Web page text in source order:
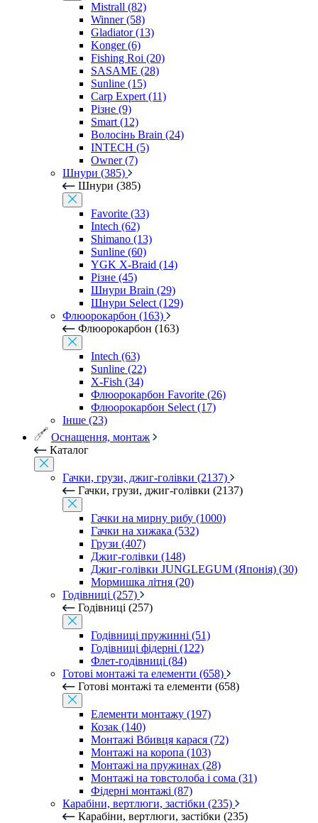
Mistrall (82)
Winner (58)
Gladiator (13)
Konger (6)
Fishing Roi (20)
SASAME (28)
Sunline (15)
Carp Expert (11)
Різне (9)
Smart (12)
Волосінь Brain (24)
INTECH (5)
Owner (7)
Шнури (385)
Шнури (385)
Favorite (33)
Intech (62)
Shimano (13)
Sunline (60)
YGK X-Braid (14)
Різне (45)
Шнури Brain (29)
Шнури Select (129)
Флюорокарбон (163)
Флюорокарбон (163)
Intech (63)
Sunline (22)
X-Fish (34)
Флюорокарбон Favorite (26)
Флюорокарбон Select (17)
Інше (23)
Оснащення, монтаж
Каталог
Гачки, грузи, джиг-голівки (2137)
Гачки, грузи, джиг-голівки (2137)
Гачки на мирну рибу (1000)
Гачки на хижака (532)
Грузи (407)
Джиг-голівки (148)
Джиг-голівки JUNGLEGUM (Японія) (30)
Мормишка літня (20)
Годівниці (257)
Годівниці (257)
Годівниці пружинні (51)
Годівниці фідерні (122)
Флет-годівниці (84)
Готові монтажі та елементи (658)
Готові монтажі та елементи (658)
Елементи монтажу (197)
Козак (140)
Монтажі Вбивця карася (72)
Монтажі на коропа (103)
Монтажі на пружинах (28)
Монтажі на товстолоба і сома (31)
Фідерні монтажі (87)
Карабіни, вертлюги, застібки (235)
Карабіни, вертлюги, застібки (235)